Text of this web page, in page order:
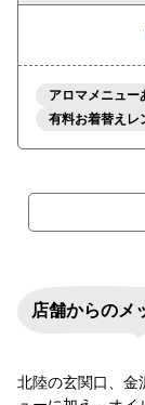
アロマメニュー
有料お着替えレ
店舗からのメ
北陸の玄関口、金